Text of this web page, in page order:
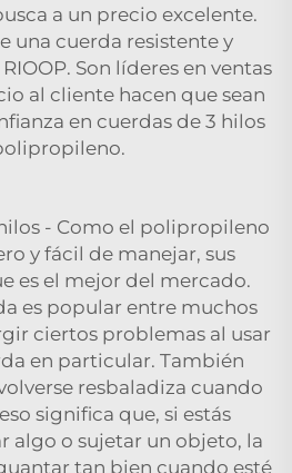
a un precio excelente.
una cuerda resistente y
Son líderes en ventas
al cliente hacen que sean
en cuerdas de 3 hilos
- Como el polipropileno
y fácil de manejar, sus
es el mejor del mercado.
es popular entre muchos
ciertos problemas al usar
en particular. También
resbaladiza cuando
significa que, si estás
algo o sujetar un objeto, la
tan bien cuando esté